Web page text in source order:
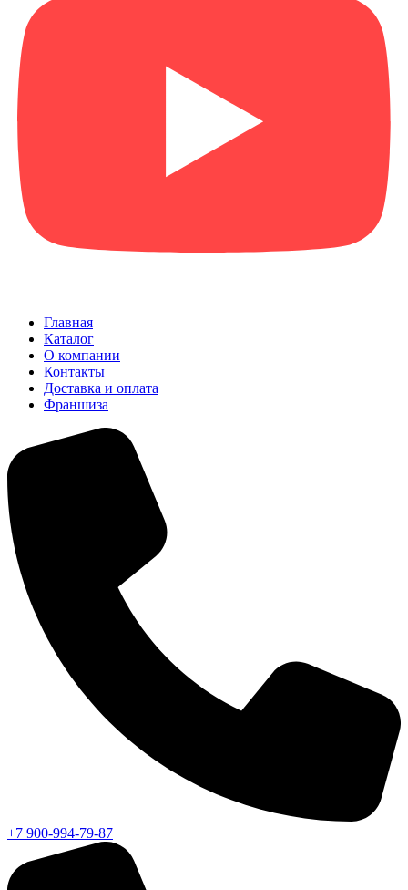
Главная
Каталог
О компании
Контакты
Доставка и оплата
Франшиза
+7 900-994-79-87